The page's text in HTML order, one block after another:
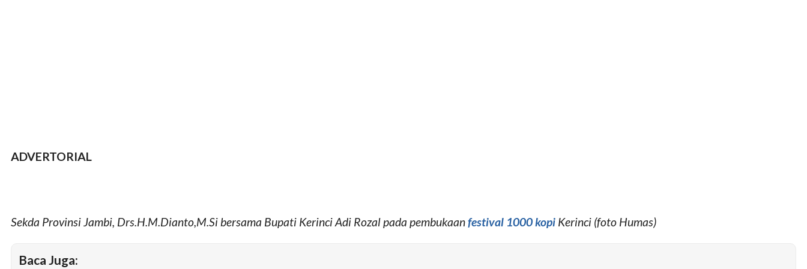
ADVERTORIAL
Sekda Provinsi Jambi, Drs.H.M.Dianto,M.Si bersama Bupati Kerinci Adi Rozal pada pembukaanfestival 1000 kopi Kerinci (foto Humas)
Baca Juga: